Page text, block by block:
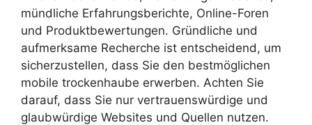
mündliche Erfahrungsberichte, Online-Foren
und Produktbewertungen. Gründliche und
aufmerksame Recherche ist entscheidend, um
sicherzustellen, dass Sie den bestmöglichen
mobile trockenhaube erwerben. Achten Sie
darauf, dass Sie nur vertrauenswürdige und
glaubwürdige Websites und Quellen nutzen.